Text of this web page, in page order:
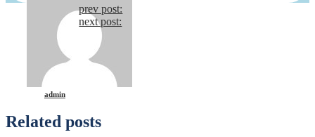
admin
Continue
Reading
prev post:
next post:
Related posts